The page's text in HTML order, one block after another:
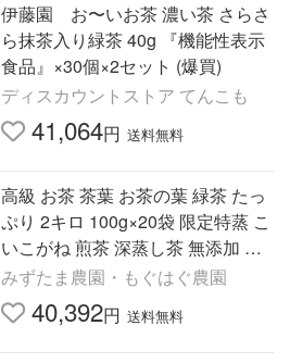
伊藤園 お〜いお茶 濃い茶 さらさ
ら抹茶入り緑茶 40g 『機能性表示
食品』×30個×2セット (爆買)
ディスカウントストア てんこも
41,064円 送料無料
高級 お茶 茶葉 お茶の葉 緑茶 たっ
ぷり 2キロ 100g×20袋 限定特蒸 こ
いこがね 煎茶 深蒸し茶 無添加 日
本茶 静岡茶 セット
みずたま農園・もぐはぐ農園
40,392円 送料無料